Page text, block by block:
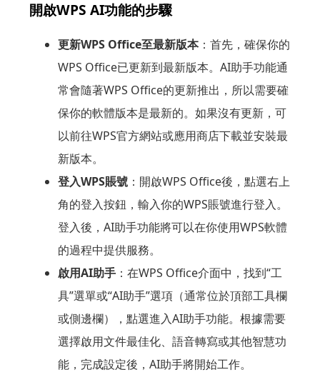
開啟WPS AI功能的步驟
更新WPS Office至最新版本：首先，確保你的
WPS Office已更新到最新版本。AI助手功能通
常會隨著WPS Office的更新推出，所以需要確
保你的軟體版本是最新的。如果沒有更新，可
以前往WPS官方網站或應用商店下載並安裝最
新版本。
登入WPS賬號：開啟WPS Office後，點選右上
角的登入按鈕，輸入你的WPS賬號進行登入。
登入後，AI助手功能將可以在你使用WPS軟體
的過程中提供服務。
啟用AI助手：在WPS Office介面中，找到“工
具”選單或“AI助手”選項（通常位於頂部工具欄
或側邊欄），點選進入AI助手功能。根據需要
選擇啟用文件最佳化、語音轉寫或其他智慧功
能，完成設定後，AI助手將開始工作。